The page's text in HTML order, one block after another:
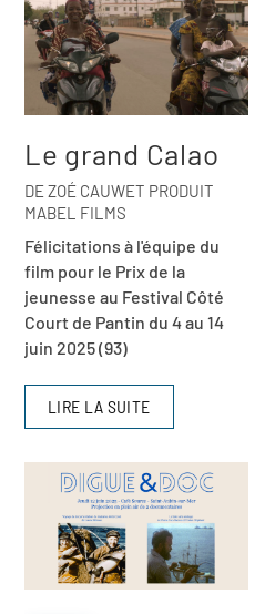
Le grand Calao
DE ZOÉ CAUWET PRODUIT
MABEL FILMS
Félicitations à l'équipe du
film pour le Prix de la
jeunesse au Festival Côté
Court de Pantin du 4 au 14
juin 2025 (93)
LIRE LA SUITE